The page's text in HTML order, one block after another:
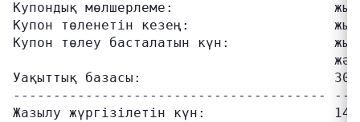
Купондық мөлшерлеме:
Купон төленетін кезең:
Купон төлеу басталатын күн:             жыл
Уақыттық базасы:                        30
---------------------------------------
Жазылу жүргізілетін күн: